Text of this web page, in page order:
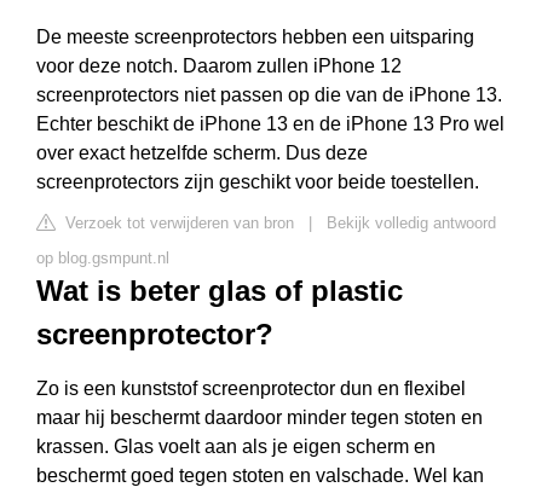
De meeste screenprotectors hebben een uitsparing
voor deze notch. Daarom zullen iPhone 12
screenprotectors niet passen op die van de iPhone 13.
Echter beschikt de iPhone 13 en de iPhone 13 Pro wel
over exact hetzelfde scherm. Dus deze
screenprotectors zijn geschikt voor beide toestellen.
Verzoek tot verwijderen van bron
Bekijk volledig antwoord
op blog.gsmpunt.nl
Wat is beter glas of plastic
screenprotector?
Zo is een kunststof screenprotector dun en flexibel
maar hij beschermt daardoor minder tegen stoten en
krassen. Glas voelt aan als je eigen scherm en
beschermt goed tegen stoten en valschade. Wel kan